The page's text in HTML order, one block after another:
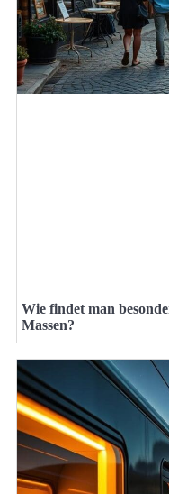
Wie findet man
Massen?